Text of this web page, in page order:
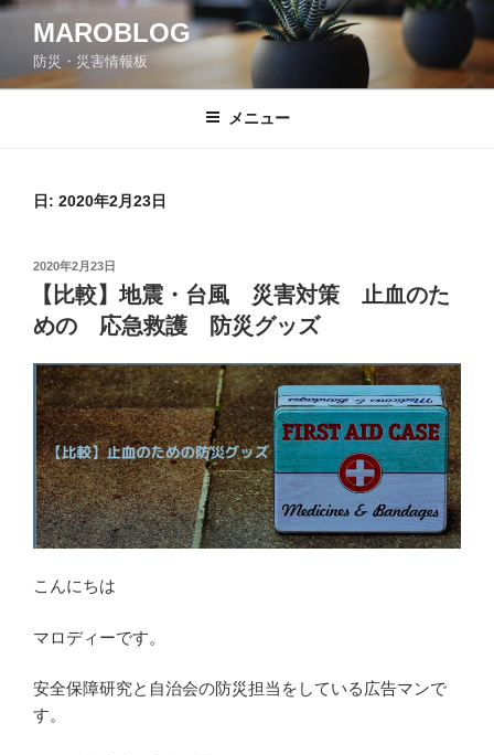
コ
ン
MAROBLOG
防災・災害情報板
メニュー
日: 2020年2月23日
投
日:
2020年2月23日
【比較】地震・台風 災害対策 止血のた
めの 応急救護 防災グッズ
こんにちは
マロディーです。
安全保障研究と自治会の防災担当をしている広告マンで
す。